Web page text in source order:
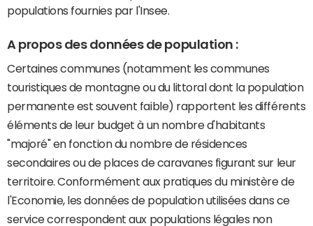
populations fournies par l'Insee.
A propos des données de population :
Certaines communes (notamment les communes
touristiques de montagne ou du littoral dont la population
permanente est souvent faible) rapportent les différents
éléments de leur budget à un nombre d'habitants
"majoré" en fonction du nombre de résidences
secondaires ou de places de caravanes figurant sur leur
territoire. Conformément aux pratiques du ministère de
l'Economie, les données de population utilisées dans ce
service correspondent aux populations légales non